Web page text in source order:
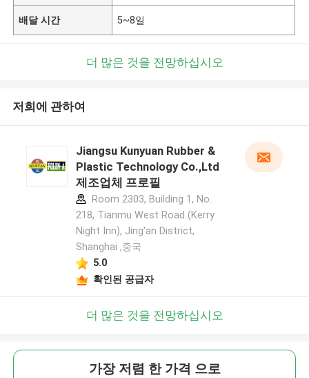
배달 시간 5~8일
더 많은 것을 전망하십시오
저희에 관하여
Jiangsu Kunyuan Rubber &
Plastic Technology Co.,Ltd
제조업체 프로필
Room 2303, Building 1, No.
218, Tianmu West Road (Kerry
Night Inn), Jing'an District,
Shanghai ,중국
5.0
확인된 공급자
더 많은 것을 전망하십시오
가장 저렴 한 가격 으로